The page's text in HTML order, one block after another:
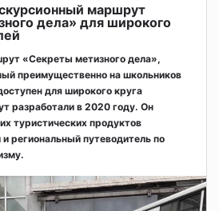
маршрут
дела» для широкого
«Секреты метизного дела»,
преимущественно на школьников
для широкого круга
разработали в 2020 году. Он
туристических продуктов
региональный путеводитель по